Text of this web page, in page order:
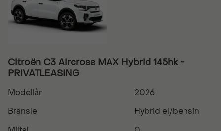
Citroën C3 Aircross MAX Hybrid 145hk -
PRIVATLEASING
Modellår
2026
Bränsle
Hybrid el/bensin